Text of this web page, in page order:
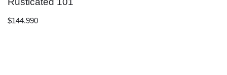
$144.990